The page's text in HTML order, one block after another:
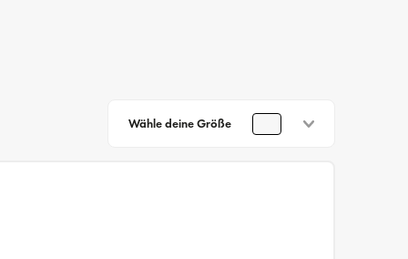
Wähle deine Größe